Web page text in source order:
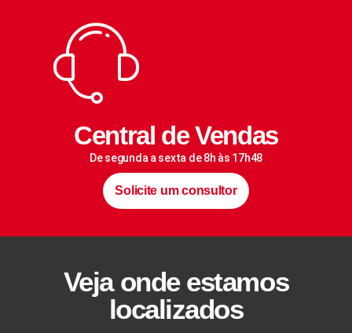
Central de Vendas
De segunda a sexta de 8h às 17h48
Solicite um consultor
Veja onde estamos
localizados